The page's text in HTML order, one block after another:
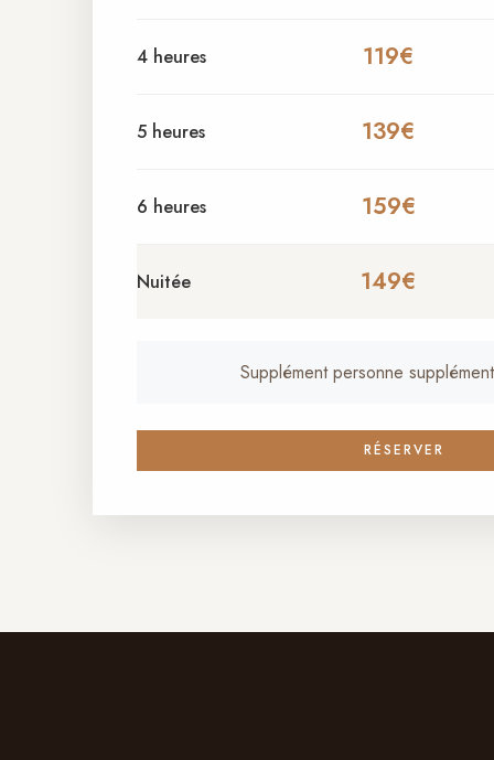
4 heures 119€
5 heures 139€
6 heures 159€
Nuitée 149€
Supplément personne
RÉSERVER